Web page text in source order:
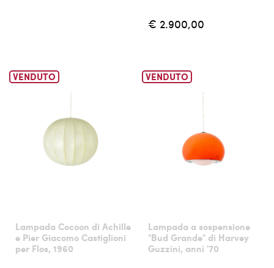
€ 2.900,00
VENDUTO
Lampada Cocoon di Achille
e Pier Giacomo Castiglioni
per Flos, 1960
VENDUTO
Lampada a sospensione
"Bud Grande" di Harvey
Guzzini, anni '70